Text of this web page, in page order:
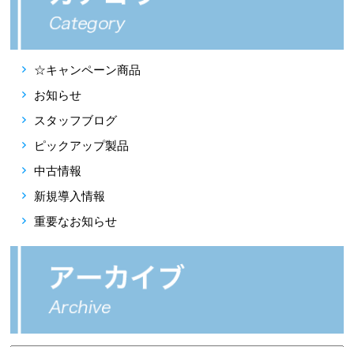
☆キャンペーン商品
お知らせ
スタッフブログ
ピックアップ製品
中古情報
新規導入情報
重要なお知らせ